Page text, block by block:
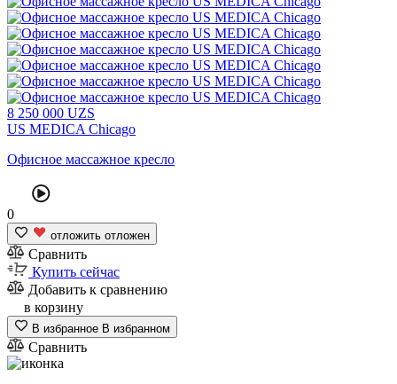
8 250 000 UZS
US MEDICA Chicago
Офисное массажное кресло
0
отложить отложен
Сравнить
Купить сейчас
Добавить к сравнению
в корзину
В избранное В избранном
Сравнить